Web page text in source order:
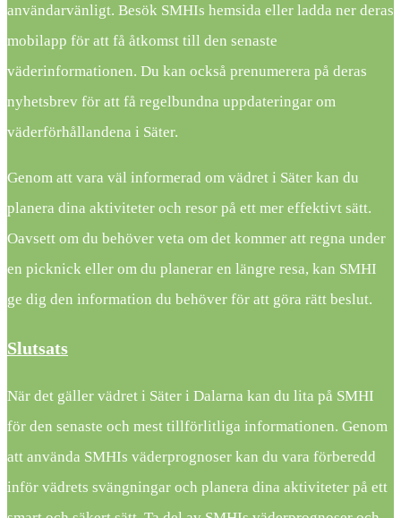
användarvänligt. Besök SMHIs hemsida eller ladda ner deras
mobilapp för att få åtkomst till den senaste
väderinformationen. Du kan också prenumerera på deras
nyhetsbrev för att få regelbundna uppdateringar om
väderförhållandena i Säter.
Genom att vara väl informerad om vädret i Säter kan du
planera dina aktiviteter och resor på ett mer effektivt sätt.
Oavsett om du behöver veta om det kommer att regna under
en picknick eller om du planerar en längre resa, kan SMHI
ge dig den information du behöver för att göra rätt beslut.
Slutsats
När det gäller vädret i Säter i Dalarna kan du lita på SMHI
för den senaste och mest tillförlitliga informationen. Genom
att använda SMHIs väderprognoser kan du vara förberedd
inför vädrets svängningar och planera dina aktiviteter på ett